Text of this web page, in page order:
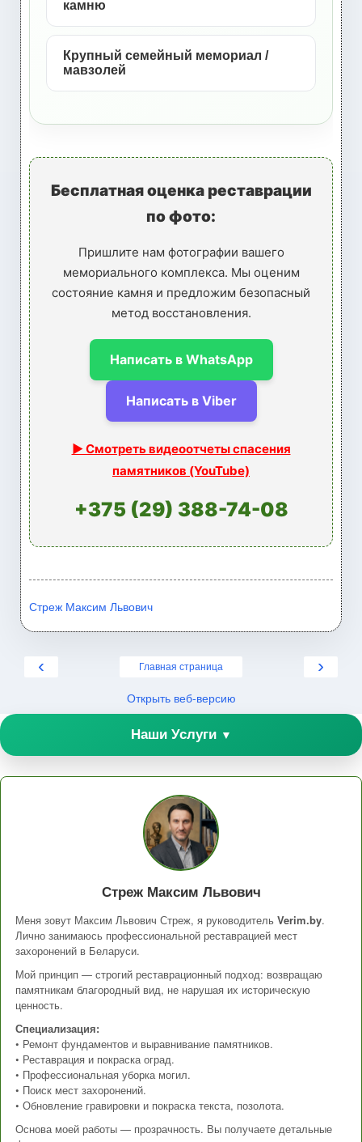
камню
Крупный семейный мемориал /
мавзолей
Бесплатная оценка реставрации
по фото:
Пришлите нам фотографии вашего
мемориального комплекса. Мы оценим
состояние камня и предложим безопасный
метод восстановления.
Написать в WhatsApp
Написать в Viber
▶ Смотреть видеоотчеты спасения
памятников (YouTube)
+375 (29) 388-74-08
Стреж Максим Львович
‹ ›
Главная страница
Открыть веб-версию
Наши Услуги ▼
Стреж Максим Львович
Меня зовут Максим Львович Стреж, я руководитель Verim.by.
Лично занимаюсь профессиональной реставрацией мест
захоронений в Беларуси.
Мой принцип — строгий реставрационный подход: возвращаю
памятникам благородный вид, не нарушая их историческую
ценность.
Специализация:
• Ремонт фундаментов и выравнивание памятников.
• Реставрация и покраска оград.
• Профессиональная уборка могил.
• Поиск мест захоронений.
• Обновление гравировки и покраска текста, позолота.
Основа моей работы — прозрачность. Вы получаете детальные